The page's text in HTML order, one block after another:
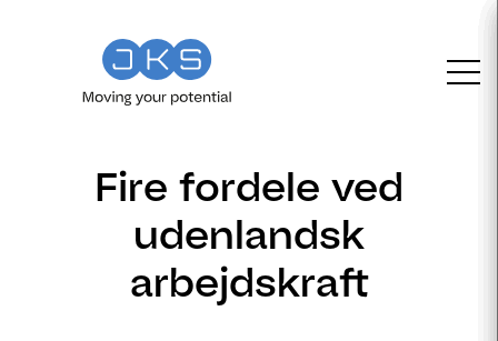
Fire fordele ved
udenlandsk
arbejdskraft